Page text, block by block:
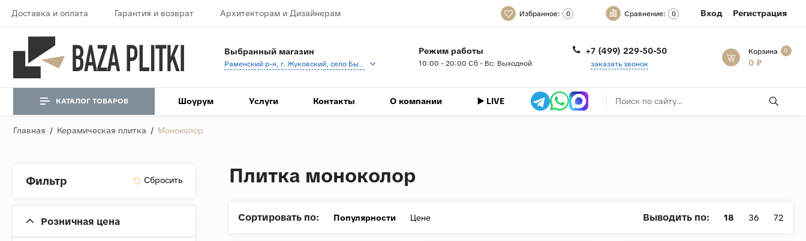
Доставка и оплата Гарантия и возврат Архитекторам и Дизайнерам Избранное: 0 Сравнение: 0 Вход Регистрация
Выбранный магазин
Раменский р-н, г. Жуковский, село Быково, кп Спартак, Береговая ул., 1
Режим работы
10:00 - 20:00 Сб - Вс: Выходной
+7 (499) 229-50-50
заказать звонок
Корзина 0
0 ₽
КАТАЛОГ ТОВАРОВ Шоурум Услуги Контакты О компании ▶️ LIVE
Главная / Керамическая плитка / Моноколор
Фильтр
Розничная цена
Плитка моноколор
Сортировать по: Популярности Цене Выводить по: 18 36 72